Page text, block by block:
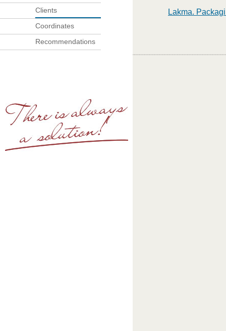
Clients
Coordinates
Recommendations
Lakma.